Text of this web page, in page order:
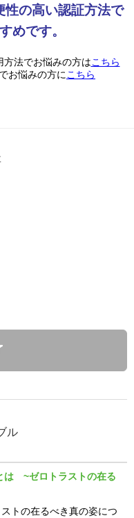
性の高い認証方法で
めです。
方法でお悩みの方はこちら
お悩みの方に こちら
ル
は ~ゼロトラストの在る
トの在るべき真の姿につ